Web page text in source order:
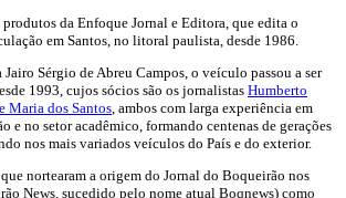
da Enfoque Jornal e Editora, que edita o
em Santos, no litoral paulista, desde 1986.
Sérgio de Abreu Campos, o veículo passou a ser
1993, cujos sócios são os jornalistas Humberto
Maria dos Santos, ambos com larga experiência em
e no setor acadêmico, formando centenas de gerações
nos mais variados veículos do País e do exterior.
nortearam a origem do Jornal do Boqueirão nos
News, sucedido pelo nome atual Boqnews) como